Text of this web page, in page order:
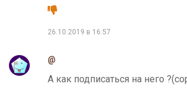
26.10.2019 в 16:57
@
А как подписаться на него